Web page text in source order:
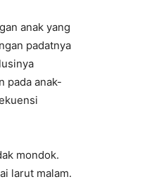
anak yang
padatnya
pada anak-
mondok.
larut malam.